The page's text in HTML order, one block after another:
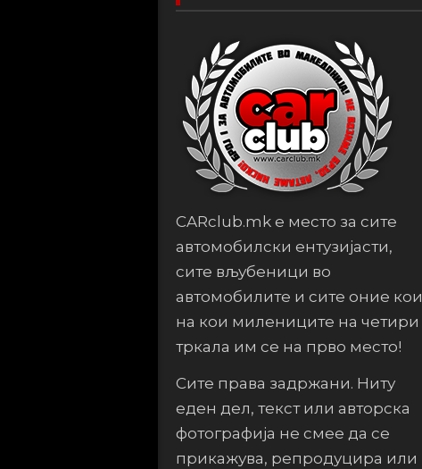
CARclub.mk е место за сите
автомобилски ентузијасти,
сите вљубеници во
автомобилите и сите оние кои
на кои милениците на четири
тркала им се на прво место!
Сите права задржани. Ниту
еден дел, текст или авторска
фотографија не смее да се
прикажува, репродуцира или